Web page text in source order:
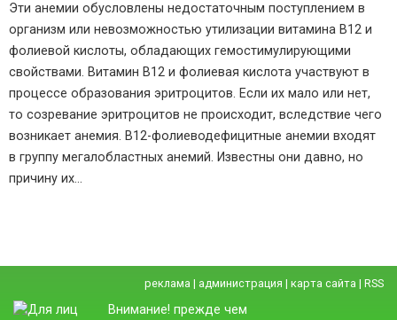
Эти анемии обусловлены недостаточным поступлением в
организм или невозможностью утилизации витамина В12 и
фолиевой кислоты, обладающих гемостимулирующими
свойствами. Витамин В12 и фолиевая кислота участвуют в
процессе образования эритроцитов. Если их мало или нет,
то созревание эритроцитов не происходит, вследствие чего
возникает анемия. В12-фолиеводефицитные анемии входят
в группу мегалобластных анемий. Известны они давно, но
причину их…
реклама | администрация | карта сайта | RSS
Внимание! прежде чем